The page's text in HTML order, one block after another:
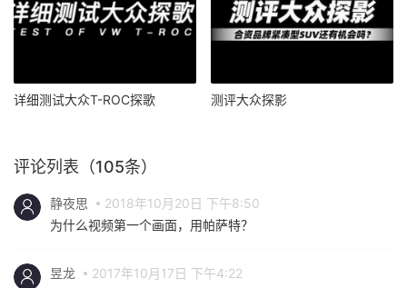
详细测试大众T-ROC探歌 测评大众探影
评论列表（105条）
静夜思
2018年10月20日 下午8:50
为什么视频第一个画面，用帕萨特？
昱龙
2017年10月17日 下午4:22